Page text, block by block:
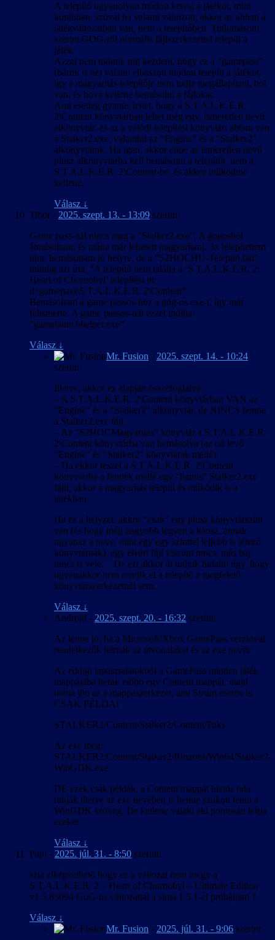
A telepítő ugyanolyan módon keresi a játékot, mint
korábban, szóval ha valami változott, akkor az abban a
játékváltozatban van, nem a telepítőben. Tudomásom
szerint GOG-ről normális fájlszerkezettel települ a
játék.
Azzal nem tudunk mit kezdeni, hogy ez a “gamepass”
(bármi is az) valami elbaszott módon telepíti a játékot,
így a magyarítás telepítője nem tudja megállapítani, hol
van, és hova kellene bemásolni a fájlokat.
Ami esetleg gyanús lehet, hogy a S.T.A.L.K.E.R.
2\Content könyvtárban lehet még egy, ismeretlen nevű
alkönyvtár, és az a valódi telepítési könyvtár: abban van
a Stalker2.exe, valamint az “Engine” és a “Stalker2″
alkönyvtárak. Ha igen, akkor ebbe az ismeretlen nevű
plusz alkönyvtárba kell bemásolni a telepítőt, nem a
S.T.A.L.K.E.R. 2\Content-be, és akkor működnie
kellene.
Válasz ↓
Tibor - 2025. szept. 13. - 13:09 szerint:
Game pass-nál nincs meg a “Stalker2.exe”. A gogosból
átmásoltam, és utána már lehetett magyarítani. 3x telepítettem
újra, bemásoltam jó helyre, de a “S2HOCHU-Telepito.bat”
mindig azt írta, “A telepítő nem találja a ‘S.T.A.L.K.E.R. 2:
Heart of Chornobyl’ telepítést itt:
d:\gamepass\S.T.A.L.K.E.R. 2\Content”
Bemásoltam a game passos-hoz a gog-os exe-t, így már
felismerte. A game passos-nál ezzel indítja:
“gamelaunchhelper.exe”
Válasz ↓
Mr. Fusion - 2025. szept. 14. - 10:24
szerint:
Illetve, akkor ez alapján összefoglalva:
– A S.T.A.L.K.E.R. 2\Content könyvtárban VAN az
“Engine” és a “Stalker2″ alkönyvtár, de NINCS benne
a Stalker2.exe fájl.
– Az “S2HOCMagyaritas” könyvtár a S.T.A.L.K.E.R.
2\Content könyvtárba van bemásolva (az ott levő
“Engine” és “Stalker2″ könyvtárak mellé).
– Ha ekkor teszel a S.T.A.L.K.E.R. 2\Content
könyvtárba a fentiek mellé egy “hamis” Stalker2.exe
fájlt, akkor a magyarítás települ és működik is a
játékban.
Ha ez a helyzet, akkor “csak” egy plusz könyvtárszint
van (és hogy még nagyobb legyen a káosz, annak
ugyanaz a neve, mint egy egy szinttel lejjebb is létező
könyvtárnak), egy elvárt fájl viszont nincs, más baj
nincs is vele… De ezt akkor át tudjuk hidalni úgy, hogy
ugyanakkor nem romlik el a telepítő a megfelelő
könyvtárszerkezetnél sem.
Válasz ↓
Android - 2025. szept. 20. - 16:32 szerint:
Az lenne jó, ha a Microsoft/Xbox GamePass verzióval
rendelkezők leírnák az útvonalakat és az exe nevét.
Az eddigi tapasztalatokból a GamePass minden játék
mappájába berak előbb egy Content mappát, majd
utána jön az a mappaszerkezet, ami Steam esetén is.
CSAK PÉLDA!
STALKER2/Content/Stalker2/Content/Paks
Az exe meg:
STALKER2/Content/Stalker2/Binaries/Win64/Stalker2-
WinGDK.exe
DE ezek csak példák, a Content mappát biztos oda
rakják illetve az exe nevében is benne szokott lenni a
WinGDK szöveg. De kellene valaki aki pontosan leírja
ezeket.
Válasz ↓
Papi - 2025. júl. 31. - 8:50 szerint:
szia elképzelhető hogy ez a változat nem megy a
S.T.A.L.K.E.R. 2 – Heart of Chornobyl – Ultimate Edition
v1.5.83094 GoG-os változattal a sima 1.5.1-el próbáljam ?
Válasz ↓
Mr. Fusion - 2025. júl. 31. - 9:06 szerint: